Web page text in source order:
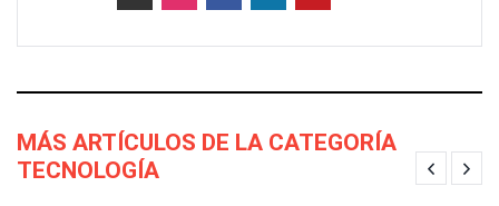
MÁS ARTÍCULOS DE LA CATEGORÍA
TECNOLOGÍA